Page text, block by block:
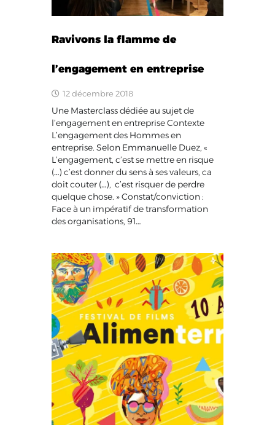
Ravivons la flamme de
l’engagement en entreprise
12 décembre 2018
Une Masterclass dédiée au sujet de
l’engagement en entreprise Contexte
L’engagement des Hommes en
entreprise. Selon Emmanuelle Duez, «
L’engagement, c’est se mettre en risque
(…) c’est donner du sens à ses valeurs, ca
doit couter (…), c’est risquer de perdre
quelque chose. » Constat/conviction :
Face à un impératif de transformation
des organisations, 91…